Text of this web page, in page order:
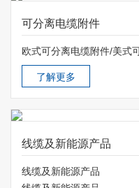
可分离电缆附件
欧式可分离电缆附件/美式
了解更多
线缆及新能源产品
线缆及新能源产品